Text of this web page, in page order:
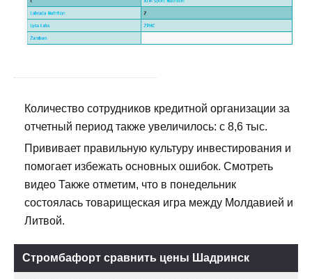
Количество сотрудников кредитной организации за
отчетный период также увеличилось: с 8,6 тыс.
Прививает правильную культуру инвестирования и
помогает избежать основных ошибок. Смотреть
видео Также отметим, что в понедельник
состоялась товарищеская игра между Молдавией и
Литвой.
Стромбафорт сравнить цены Шадринск